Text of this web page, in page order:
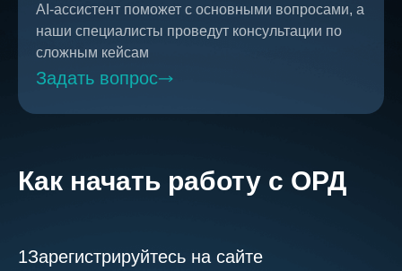
AI-ассистент поможет с основными вопросами, а
наши специалисты проведут консультации по
сложным кейсам
Задать вопрос
Как начать работу с ОРД
Зарегистрируйтесь на сайте